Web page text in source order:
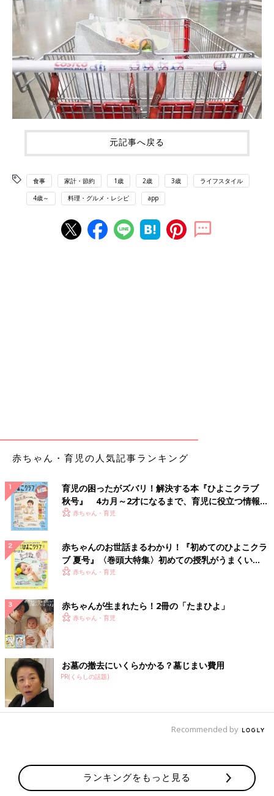
元記事へ戻る
食事 家計・節約 1歳 2歳 3歳 ライフスタイル
4歳～ 料理・グルメ・レシピ app
赤ちゃん・育児の人気記事ランキング
育児の困ったがズバリ！解決する本『ひよこクラブ
秋号』 4カ月～2才になるまで、育児に役立つ情報が
いっぱい！
赤ちゃん・育児
赤ちゃんのお世話まるわかり！『初めてのひよこクラ
ブ 夏号』〈巻頭大特集〉初めての授乳がうまくい
く！ おっぱい・ミルクの基本と夏のトラブル 解決テ
赤ちゃん・育児
赤ちゃんが生まれたら！2冊の「たまひよ」
赤ちゃん・育児
お墓の撤去にいくらかかる？墓じまい費用
PR(くらしの話題)
Recommended by
ランキングをもっと見る